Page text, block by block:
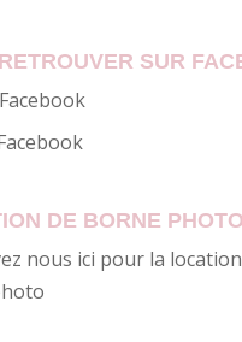
SUR
DE BORNE PHOTO
nous ici pour la